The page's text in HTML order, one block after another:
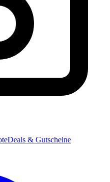
Deals & Gutscheine